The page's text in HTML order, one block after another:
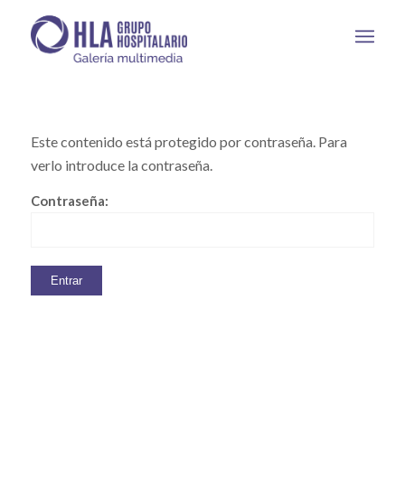
Este contenido está protegido por contraseña. Para
verlo introduce la contraseña.
Contraseña: